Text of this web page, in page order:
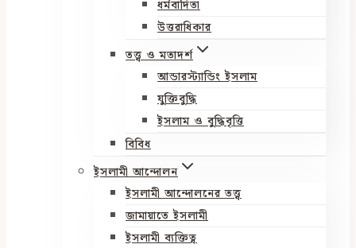
ধর্মবাদিতা
উত্তরাধিকার
তত্ত্ব ও মতাদর্শ
আন্ডারস্ট্যান্ডিং ইসলাম
যুক্তিবুদ্ধি
ইসলাম ও বুদ্ধিবৃত্তি
বিবিধ
ইসলামী আন্দোলন
ইসলামী আন্দোলনের তত্ত্ব
জামায়াতে ইসলামী
ইসলামী ব্যক্তিত্ব